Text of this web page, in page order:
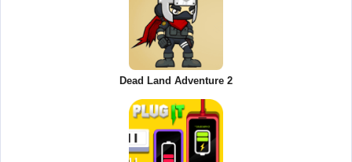
Dead Land Adventure 2